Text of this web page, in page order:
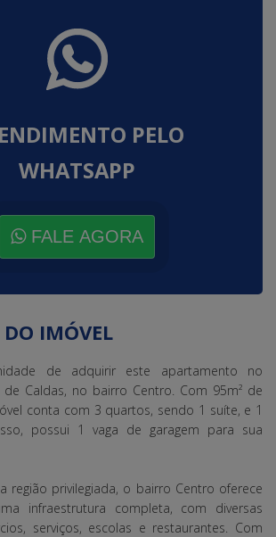
PELO
WHATSAPP
FALE AGORA
DO IMÓVEL
de adquirir este apartamento no
Caldas, no bairro Centro. Com 95m² de
conta com 3 quartos, sendo 1 suíte, e 1
possui 1 vaga de garagem para sua
região privilegiada, o bairro Centro oferece
infraestrutura completa, com diversas
serviços, escolas e restaurantes. Com